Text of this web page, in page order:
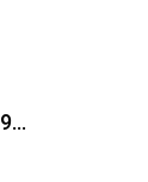
COURONNE ORANGE KTM SX 60-65 1998-2011